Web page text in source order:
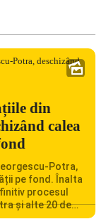
din
calea
Potra,
pe fond. Înalta
procesul
și alte 20 de
împotriva